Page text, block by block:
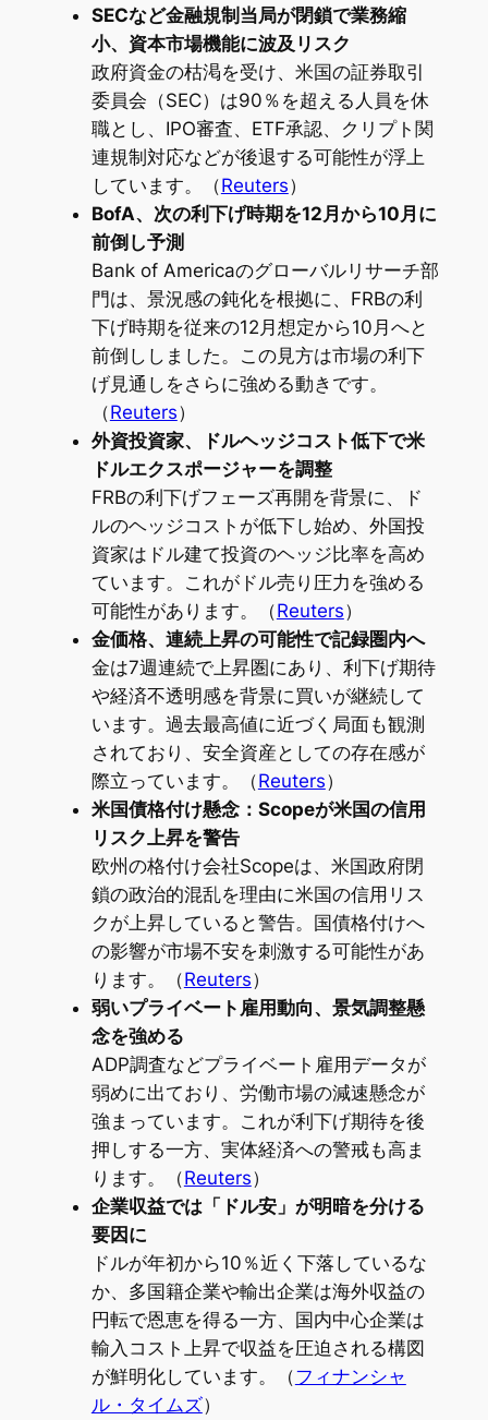
SECなど金融規制当局が閉鎖で業務縮
小、資本市場機能に波及リスク
政府資金の枯渇を受け、米国の証券取引
委員会（SEC）は90％を超える人員を休
職とし、IPO審査、ETF承認、クリプト関
連規制対応などが後退する可能性が浮上
しています。（Reuters）
BofA、次の利下げ時期を12月から10月に
前倒し予測
Bank of Americaのグローバルリサーチ部
門は、景況感の鈍化を根拠に、FRBの利
下げ時期を従来の12月想定から10月へと
前倒ししました。この見方は市場の利下
げ見通しをさらに強める動きです。
（Reuters）
外資投資家、ドルヘッジコスト低下で米
ドルエクスポージャーを調整
FRBの利下げフェーズ再開を背景に、ド
ルのヘッジコストが低下し始め、外国投
資家はドル建て投資のヘッジ比率を高め
ています。これがドル売り圧力を強める
可能性があります。（Reuters）
金価格、連続上昇の可能性で記録圏内へ
金は7週連続で上昇圏にあり、利下げ期待
や経済不透明感を背景に買いが継続して
います。過去最高値に近づく局面も観測
されており、安全資産としての存在感が
際立っています。（Reuters）
米国債格付け懸念：Scopeが米国の信用
リスク上昇を警告
欧州の格付け会社Scopeは、米国政府閉
鎖の政治的混乱を理由に米国の信用リス
クが上昇していると警告。国債格付けへ
の影響が市場不安を刺激する可能性があ
ります。（Reuters）
弱いプライベート雇用動向、景気調整懸
念を強める
ADP調査などプライベート雇用データが
弱めに出ており、労働市場の減速懸念が
強まっています。これが利下げ期待を後
押しする一方、実体経済への警戒も高ま
ります。（Reuters）
企業収益では「ドル安」が明暗を分ける
要因に
ドルが年初から10％近く下落しているな
か、多国籍企業や輸出企業は海外収益の
円転で恩恵を得る一方、国内中心企業は
輸入コスト上昇で収益を圧迫される構図
が鮮明化しています。（フィナンシャ
ル・タイムズ）